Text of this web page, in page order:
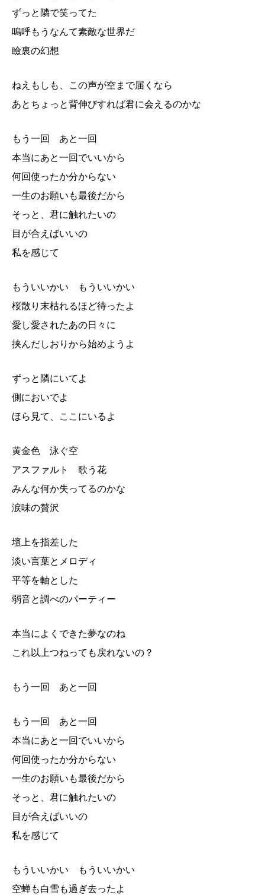
ずっと隣で笑ってた
嗚呼もうなんて素敵な世界だ
瞼裏の幻想
ねえもしも、この声が空まで届くなら
あとちょっと背伸びすれば君に会えるのかな
もう一回 あと一回
本当にあと一回でいいから
何回使ったか分からない
一生のお願いも最後だから
そっと、君に触れたいの
目が合えばいいの
私を感じて
もういいかい もういいかい
桜散り末枯れるほど待ったよ
愛し愛されたあの日々に
挟んだしおりから始めようよ
ずっと隣にいてよ
側においでよ
ほら見て、ここにいるよ
黄金色 泳ぐ空
アスファルト 歌う花
みんな何か失ってるのかな
涙味の贅沢
壇上を指差した
淡い言葉とメロディ
平等を軸とした
弱音と調べのパーティー
本当によくできた夢なのね
これ以上つねっても戻れないの？
もう一回 あと一回
もう一回 あと一回
本当にあと一回でいいから
何回使ったか分からない
一生のお願いも最後だから
そっと、君に触れたいの
目が合えばいいの
私を感じて
もういいかい もういいかい
空蝉も白雪も過ぎ去ったよ